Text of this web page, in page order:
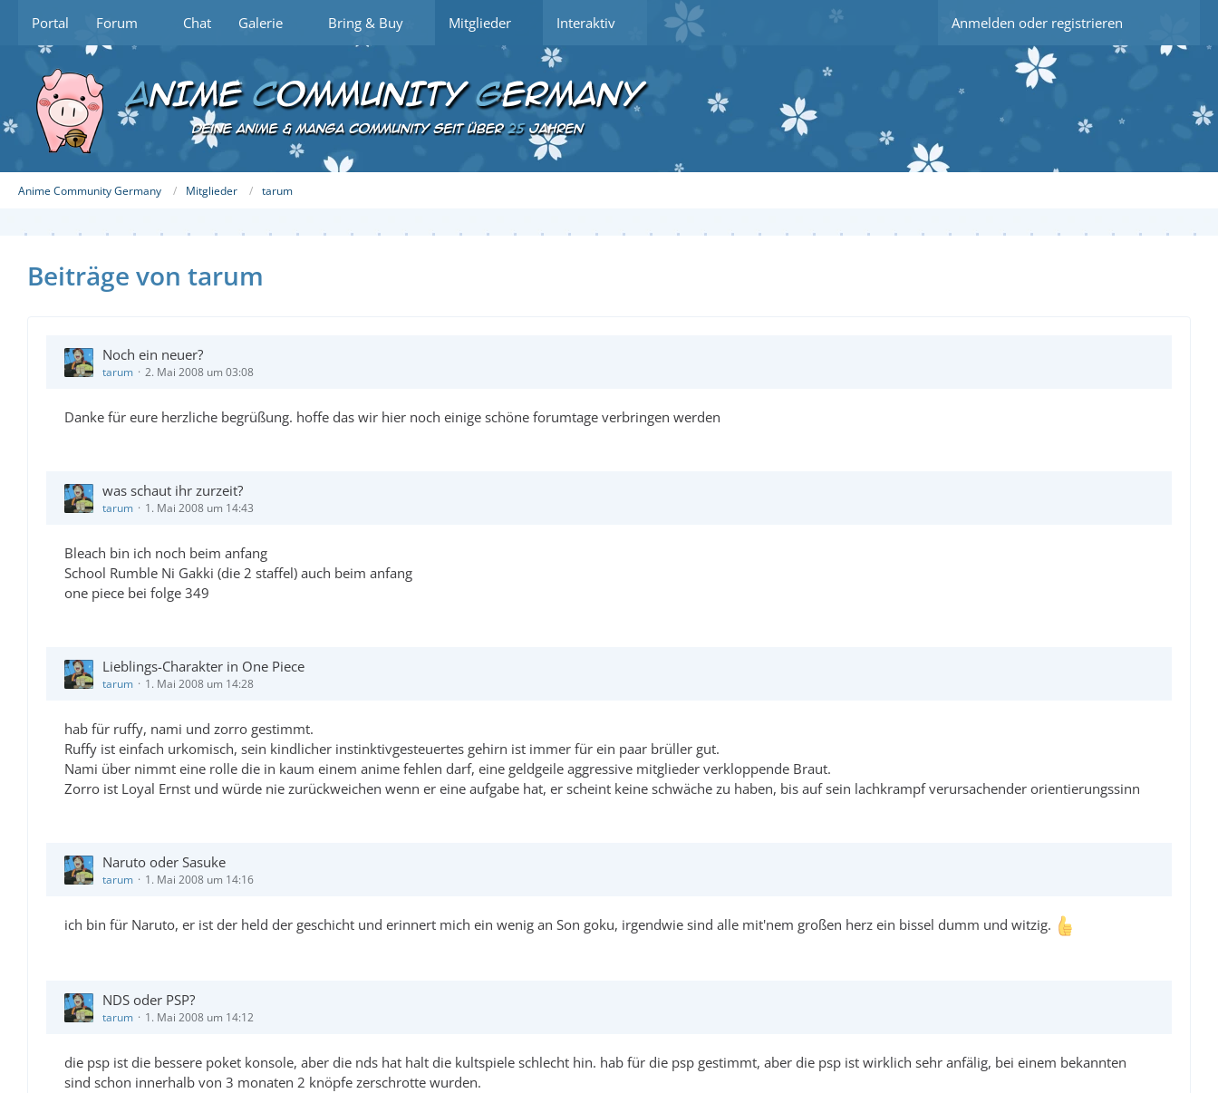
Portal Forum Chat Galerie Bring & Buy Mitglieder Interaktiv Anmelden oder registrieren
Anime Community Germany Mitglieder tarum
Beiträge von tarum
Noch ein neuer?
tarum 2. Mai 2008 um 03:08
Danke für eure herzliche begrüßung. hoffe das wir hier noch einige schöne forumtage verbringen werden
was schaut ihr zurzeit?
tarum 1. Mai 2008 um 14:43
Bleach bin ich noch beim anfang
School Rumble Ni Gakki (die 2 staffel) auch beim anfang
one piece bei folge 349
Lieblings-Charakter in One Piece
tarum 1. Mai 2008 um 14:28
hab für ruffy, nami und zorro gestimmt.
Ruffy ist einfach urkomisch, sein kindlicher instinktivgesteuertes gehirn ist immer für ein paar brüller gut.
Nami über nimmt eine rolle die in kaum einem anime fehlen darf, eine geldgeile aggressive mitglieder verkloppende Braut.
Zorro ist Loyal Ernst und würde nie zurückweichen wenn er eine aufgabe hat, er scheint keine schwäche zu haben, bis auf sein lachkrampf verursachender orientierungssinn
Naruto oder Sasuke
tarum 1. Mai 2008 um 14:16
ich bin für Naruto, er ist der held der geschicht und erinnert mich ein wenig an Son goku, irgendwie sind alle mit'nem großen herz ein bissel dumm und witzig.
NDS oder PSP?
tarum 1. Mai 2008 um 14:12
die psp ist die bessere poket konsole, aber die nds hat halt die kultspiele schlecht hin. hab für die psp gestimmt, aber die psp ist wirklich sehr anfälig, bei einem bekannten
sind schon innerhalb von 3 monaten 2 knöpfe zerschrotte wurden.